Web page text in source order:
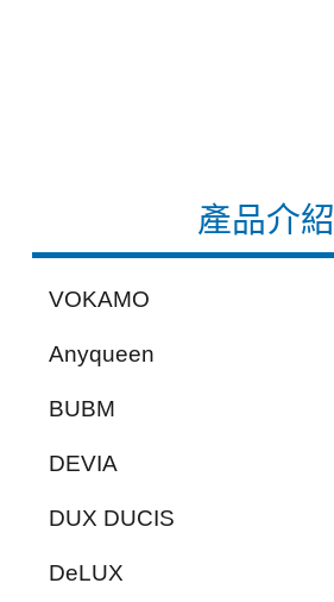
產品介紹
VOKAMO
Anyqueen
BUBM
DEVIA
DUX DUCIS
DeLUX